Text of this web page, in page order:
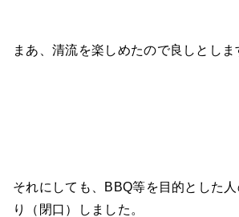
まあ、清流を楽しめたので良しとしま
それにしても、BBQ等を目的とした人
り（閉口）しました。